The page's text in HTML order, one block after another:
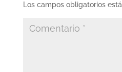
Los campos obligatorios